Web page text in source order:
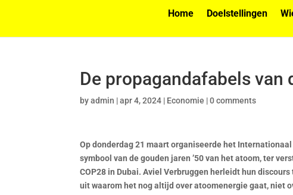
Home Doelstellingen
De propagandafabels van
byadmin |apr 4, 2024 | Economie |0 comments
Op donderdag 21 maart organiseerde het
symbool van de gouden jaren ’50 van het atoom, ter
COP28 in Dubai. Aviel Verbruggen herleidt hun
uit waarom het nog altijd over atoomenergie gaat, niet